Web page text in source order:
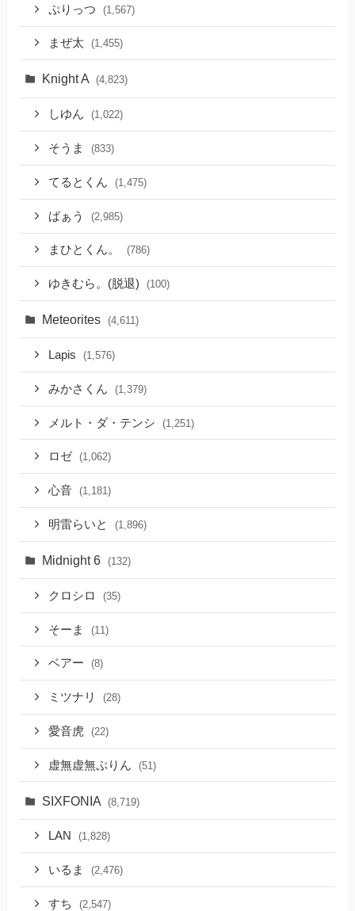
ぷりっつ (1,567)
まぜ太 (1,455)
Knight A (4,823)
しゆん (1,022)
そうま (833)
てるとくん (1,475)
ばぁう (2,985)
まひとくん。 (786)
ゆきむら。(脱退) (100)
Meteorites (4,611)
Lapis (1,576)
みかさくん (1,379)
メルト・ダ・テンシ (1,251)
ロゼ (1,062)
心音 (1,181)
明雷らいと (1,896)
Midnight 6 (132)
クロシロ (35)
そーま (11)
ベアー (8)
ミツナリ (28)
愛音虎 (22)
虚無虚無ぷりん (51)
SIXFONIA (8,719)
LAN (1,828)
いるま (2,476)
すち (2,547)